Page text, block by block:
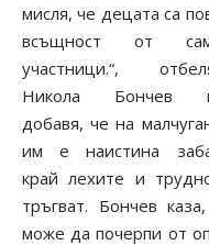
мисля, че децата са
всъщност от
участници.“,
Никола Бончев
добавя, че на
им е наистина
край лехите и
тръгват. Бончев
може да почерпи от